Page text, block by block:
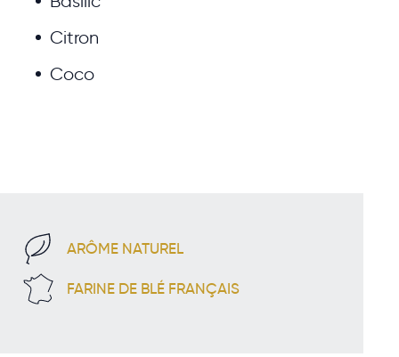
Citron
Coco
ARÔME NATUREL
FARINE DE BLÉ FRANÇAIS